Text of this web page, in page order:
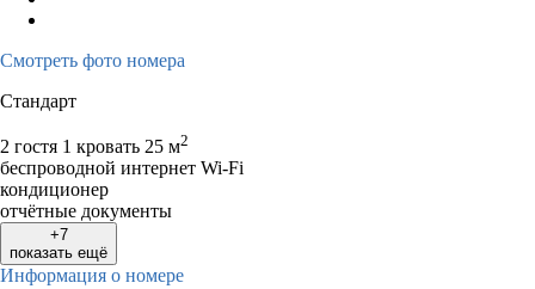
Смотреть фото номера
Стандарт
2 гостя 1 кровать 25 м2
беспроводной интернет Wi-Fi
кондиционер
отчётные документы
+7
показать ещё
Информация о номере